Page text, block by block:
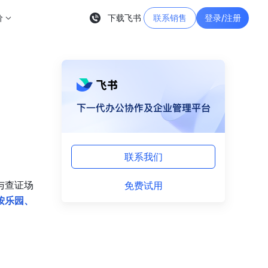
下载飞书 联系销售 登录/注册
联系我们
免费试用
查证场
园、